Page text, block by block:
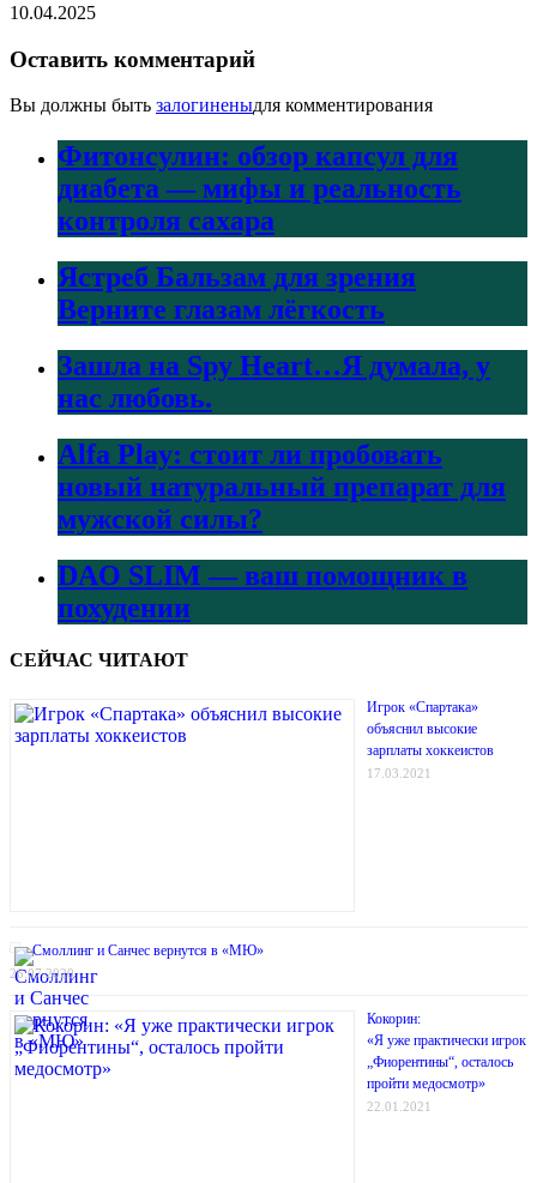
10.04.2025
Оставить комментарий
Вы должны быть залогиненыдля комментирования
Фитонсулин: обзор капсул для
диабета — мифы и реальность
контроля сахара
Ястреб Бальзам для зрения
Верните глазам лёгкость
Зашла на Spy Heart…Я думала, у
нас любовь.
Alfa Play: стоит ли пробовать
новый натуральный препарат для
мужской силы?
DAO SLIM — ваш помощник в
похудении
СЕЙЧАС ЧИТАЮТ
Игрок «Спартака»
объяснил высокие
зарплаты хоккеистов
17.03.2021
Смоллинг и Санчес вернутся в «МЮ»
26.07.2020
Кокорин:
«Я уже практически игрок
„Фиорентины“, осталось
пройти медосмотр»
22.01.2021